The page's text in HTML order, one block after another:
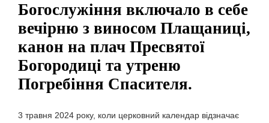
Богослужіння включало в себе
вечірню з виносом Плащаниці,
канон на плач Пресвятої
Богородиці та утреню
Погребіння Спасителя.
3 травня 2024 року, коли церковний календар відзначає